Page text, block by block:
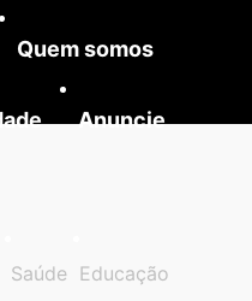
Quem somos
Anuncie
Saúde Educação